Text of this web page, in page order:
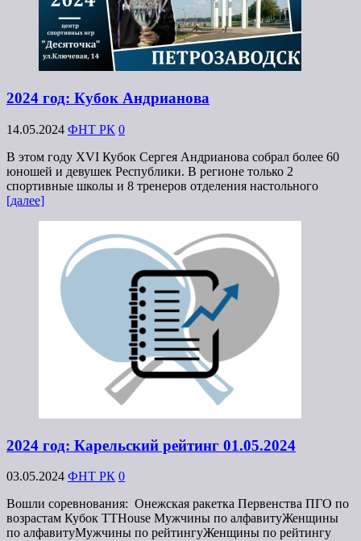
2024 год: Кубок Андрианова
14.05.2024 ФНТ РК 0
В этом году XVI Кубок Сергея Андрианова собрал более 60
юношей и девушек Республики. В регионе только 2
спортивные школы и 8 тренеров отделения настольного
[далее]
2024 год: Карельский рейтинг 01.05.2024
03.05.2024 ФНТ РК 0
Вошли соревнования: Онежская ракетка Первенства ПГО по
возрастам Кубок TTHouse Мужчины по алфавитуЖенщины
по алфавитуМужчины по рейтингуЖенщины по рейтингу